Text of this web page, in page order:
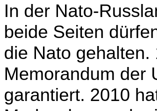
In der Nato-
beide Seiten
die Nato
Memorandum der
garantiert. 2010